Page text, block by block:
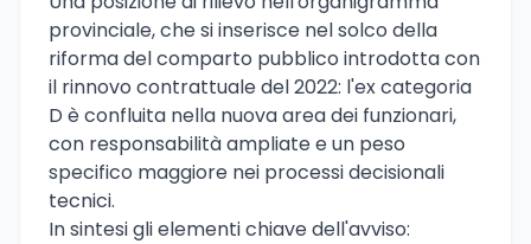
provinciale, che si inserisce nel solco della
riforma del comparto pubblico introdotta con
il rinnovo contrattuale del 2022: l'ex categoria
D è confluita nella nuova area dei funzionari,
con responsabilità ampliate e un peso
specifico maggiore nei processi decisionali
tecnici.
In sintesi gli elementi chiave dell'avviso: